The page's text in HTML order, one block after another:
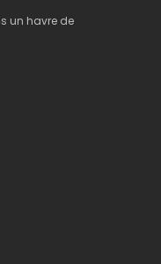
un havre de